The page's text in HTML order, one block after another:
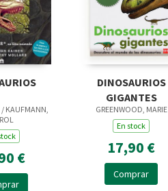
KAUFMANN,
€
DINOSAURIOS
GIGANTES
GREENWOOD, MARIE
En stock
17,90 €
Comprar